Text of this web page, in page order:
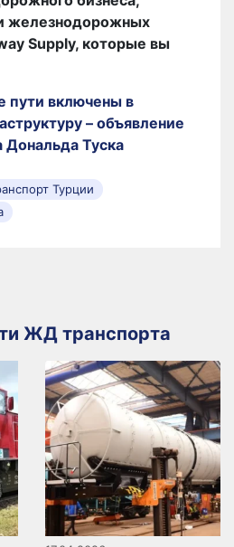
железнодорожных
Supply, которые вы
включены в
– объявление
Туска
Турции
ЖД транспорта